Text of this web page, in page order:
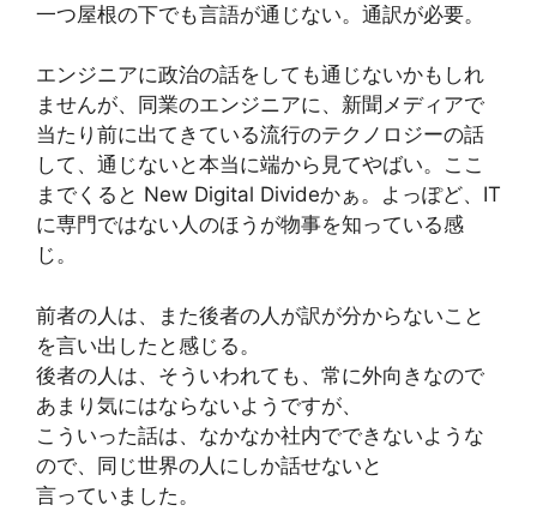
一つ屋根の下でも言語が通じない。通訳が必要。
エンジニアに政治の話をしても通じないかもしれ
ませんが、同業のエンジニアに、新聞メディアで
当たり前に出てきている流行のテクノロジーの話
して、通じないと本当に端から見てやばい。ここ
までくると New Digital Divideかぁ。よっぽど、IT
に専門ではない人のほうが物事を知っている感
じ。
前者の人は、また後者の人が訳が分からないこと
を言い出したと感じる。
後者の人は、そういわれても、常に外向きなので
あまり気にはならないようですが、
こういった話は、なかなか社内でできないような
ので、同じ世界の人にしか話せないと
言っていました。